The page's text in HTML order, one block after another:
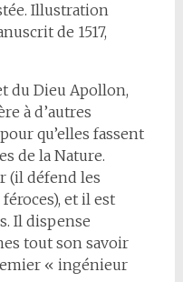
Illustration
de 1517,
du Dieu Apollon,
à d’autres
qu’elles fassent
de la Nature.
(il défend les
et il est
Il dispense
tout son savoir
« ingénieur